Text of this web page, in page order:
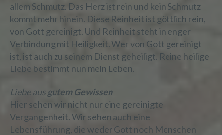
allem Schmutz. Das Herz ist rein und kein Schmutz
kommt mehr hinein. Diese Reinheit ist göttlich rein,
von Gott gereinigt. Und Reinheit steht in enger
Verbindung mit Heiligkeit. Wer von Gott gereinigt
ist, ist auch zu seinem Dienst geheiligt. Reine heilige
Liebe bestimmt nun mein Leben.
Liebe aus gutem Gewissen
Hier sehen wir nicht nur eine gereinigte
Vergangenheit. Wir sehen auch eine
Lebensführung, die weder Gott noch Menschen